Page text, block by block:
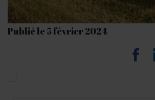
Publié le 5 février 2024